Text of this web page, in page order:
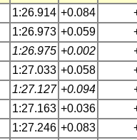
1:26.914 +0.084
1:26.973 +0.059
1:26.975 +0.002
1:27.033 +0.058
1:27.127 +0.094
1:27.163 +0.036
1:27.246 +0.083